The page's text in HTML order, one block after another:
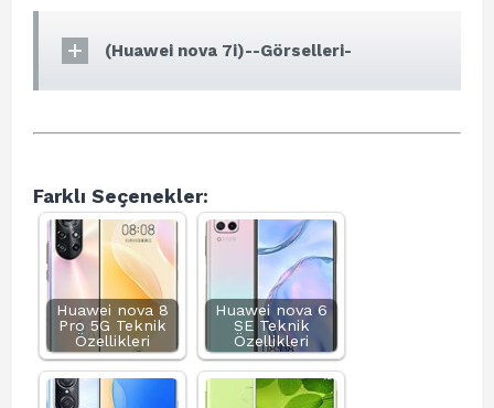
(Huawei nova 7i)--Görselleri-
Farklı Seçenekler:
Huawei nova 8
Pro 5G Teknik
Özellikleri
Huawei nova 6
SE Teknik
Özellikleri